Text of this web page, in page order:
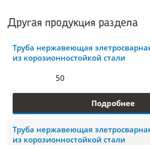
Другая продукция раздела
Труба нержавеющая
из корозионностойкой стали
50
Подробнее
Труба нержавеющая
из корозионностойкой стали